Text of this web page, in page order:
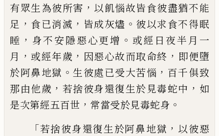
有眾生為彼所害 ， 以飢惱故皆食彼盡猶不能
足 ， 食已消滅 ， 皆成灰燼 。 彼以求食不得眠
睡 ， 身不安隱惡心更增 。 或經 日夜半月一
月 ， 或經年歲 ， 因惡心故而取命終 ， 即便墮
於阿鼻地獄 。生彼處已受大苦惱 ， 百千俱致
那由他歲 ， 若捨彼身還復生於見毒蛇中 ， 如
是次第經五百世 ， 常當受於見毒蛇身 。
「若捨彼身還復生於阿鼻地獄 ， 以彼惡